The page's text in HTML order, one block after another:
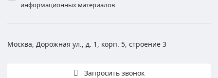
информационных материалов
Москва, Дорожная ул., д. 1, корп. 5, строение 3
Запросить звонок